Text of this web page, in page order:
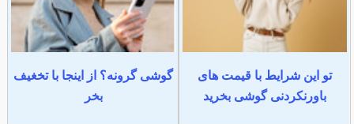
تو این شرایط با قیمت های
باورنکردنی گوشی بخرید
گوشی گرونه؟ از اینجا با تخغیف
بخر